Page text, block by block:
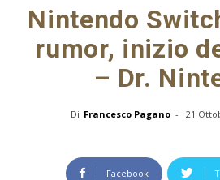
Nintendo
rumor, inizio
– Dr.
Di Francesco Pagano - 21
Facebook